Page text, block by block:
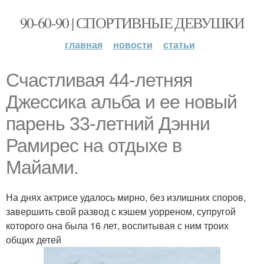
90-60-90 | СПОРТИВНЫЕ ДЕВУШКИ
главная новости статьи
Счастливая 44-летняя
Джессика альба и ее новый
парень 33-летний Дэнни
Рамирес на отдыхе в
Майами.
На днях актрисе удалось мирно, без излишних споров,
завершить свой развод с кэшем уорреном, супругой
которого она была 16 лет, воспитывая с ним троих
общих детей